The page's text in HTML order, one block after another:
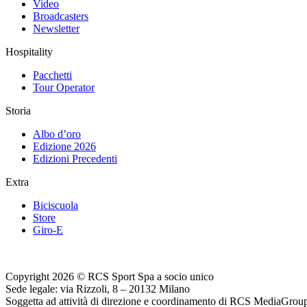
Video
Broadcasters
Newsletter
Hospitality
Pacchetti
Tour Operator
Storia
Albo d’oro
Edizione 2026
Edizioni Precedenti
Extra
Biciscuola
Store
Giro-E
Copyright 2026 © RCS Sport Spa a socio unico
Sede legale: via Rizzoli, 8 – 20132 Milano
Soggetta ad attività di direzione e coordinamento di RCS